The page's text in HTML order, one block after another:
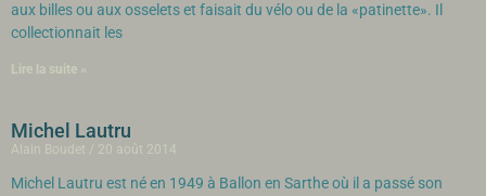
aux billes ou aux osselets et faisait du vélo ou de la «patinette». Il
collectionnait les
Lire la suite »
Michel Lautru
Alain Boudet 20 août 2014
Michel Lautru est né en 1949 à Ballon en Sarthe où il a passé son